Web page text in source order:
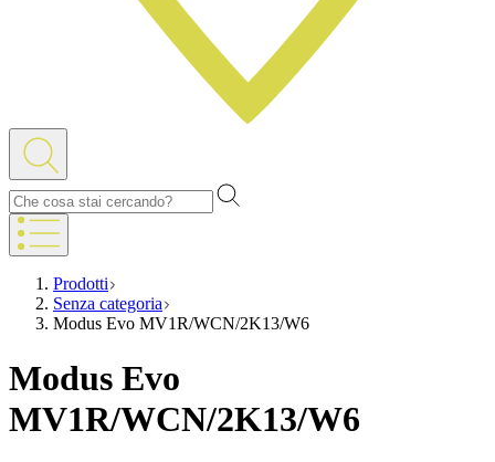
Prodotti
Senza categoria
Modus Evo MV1R/WCN/2K13/W6
Modus Evo
MV1R/WCN/2K13/W6